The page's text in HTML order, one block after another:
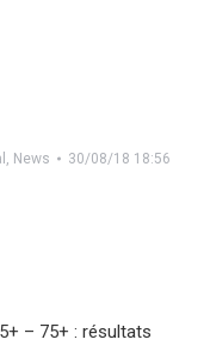
, News 30/08/18 18:56
– 75+ : résultats